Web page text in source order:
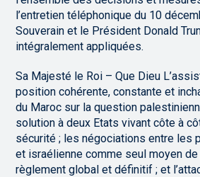
l’entretien téléphonique du 10
Souverain et le Président Donald
intégralement appliquées.
Sa Majesté le Roi – Que Dieu
position cohérente, constante et
du Maroc sur la question
solution à deux Etats vivant côte à
sécurité ; les négociations entre les
et israélienne comme seul moyen de
règlement global et définitif ; et